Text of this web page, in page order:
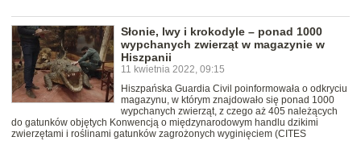
Słonie, lwy i krokodyle – ponad 1000
wypchanych zwierząt w magazynie w
Hiszpanii
11 kwietnia 2022, 09:15
Hiszpańska Guardia Civil poinformowała o odkryciu
magazynu, w którym znajdowało się ponad 1000
wypchanych zwierząt, z czego aż 405 należących
do gatunków objętych Konwencją o międzynarodowym handlu dzikimi
zwierzętami i roślinami gatunków zagrożonych wyginięciem (CITES